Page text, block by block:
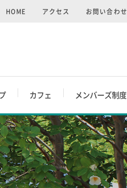
HOME アクセス お問い合わせ
カフェ メンバーズ制度